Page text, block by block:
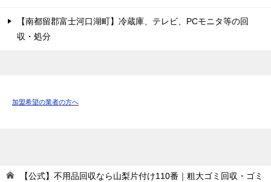
【南都留郡富士河口湖町】冷蔵庫、テレビ、PCモニタ等の回
収・処分
加盟希望の業者の方へ
【公式】不用品回収なら山梨片付け110番｜粗大ゴミ回収・ゴミ